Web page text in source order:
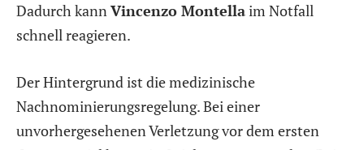
Dadurch kannVincenzo Montellaim Notfall
schnell reagieren.
Der Hintergrund ist die medizinische
Nachnominierungsregelung. Bei einer
unvorhergesehenen Verletzung vor dem ersten